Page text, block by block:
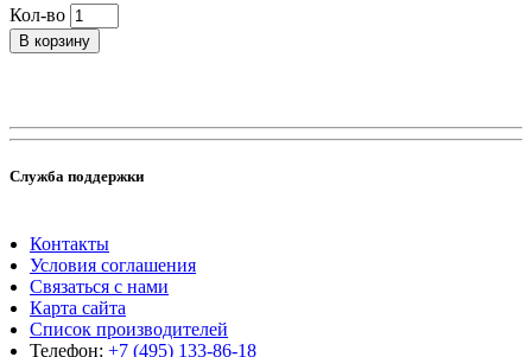
Кол-во
В корзину
Служба поддержки
Контакты
Условия соглашения
Связаться с нами
Карта сайта
Список производителей
Телефон: +7 (495) 133-86-18